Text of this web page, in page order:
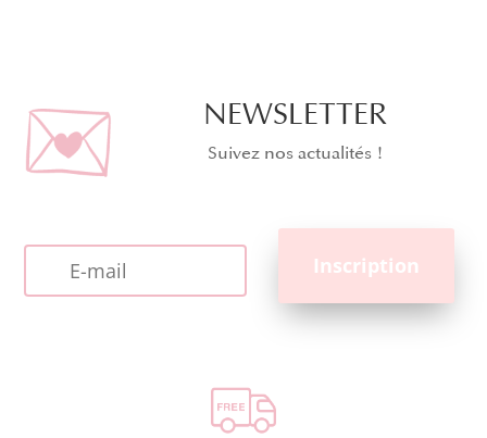
NEWSLETTER
Suivez nos actualités !